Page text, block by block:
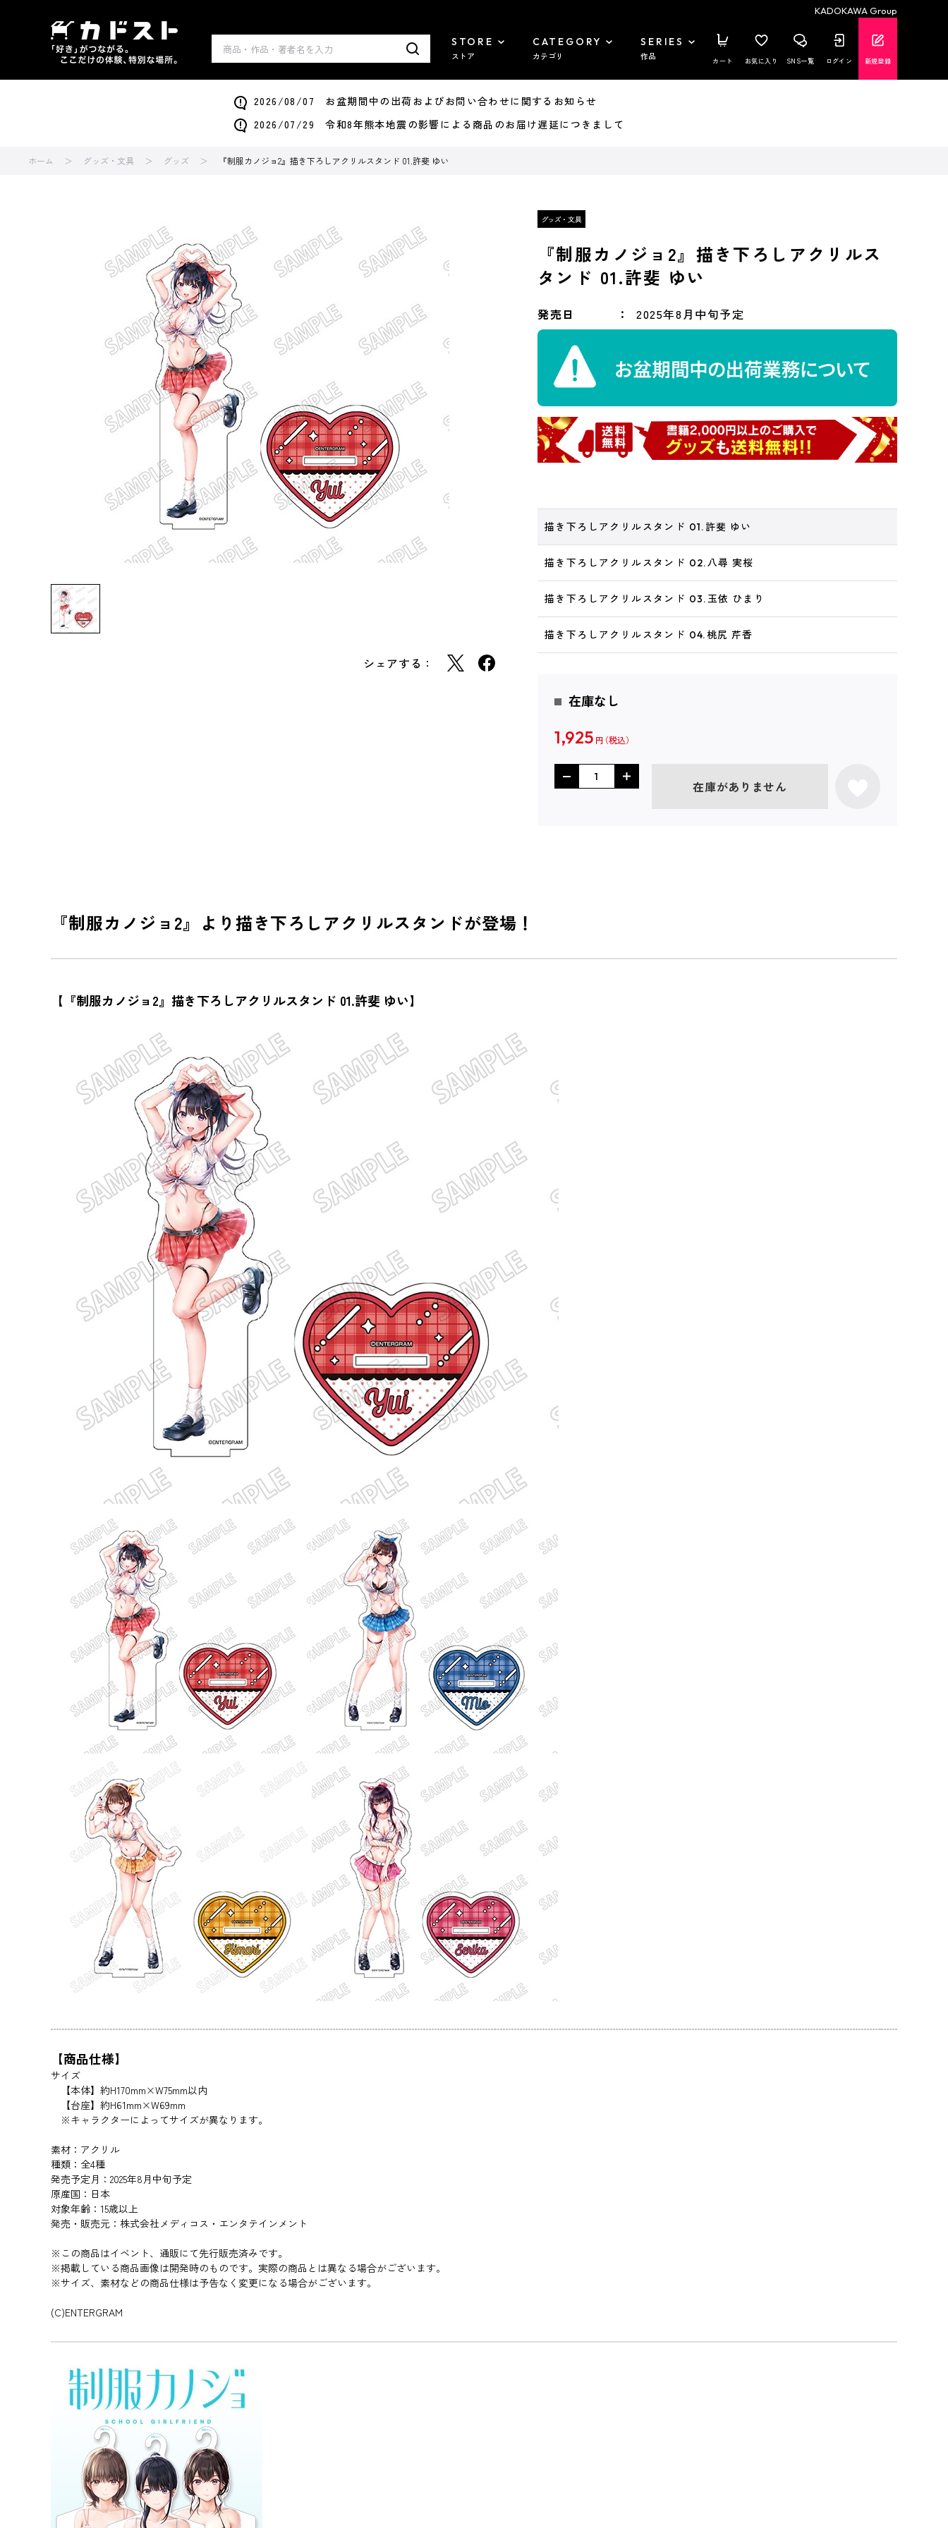
KADOKAWA Group
STORE
ストア
CATEGORY
カテゴリ
SERIES
作品 カート お気に入り SNS一覧 ログイン 新規登録
2026/08/07 お盆期間中の出荷およびお問い合わせに関するお知らせ
2026/07/29 令和8年熊本地震の影響による商品のお届け遅延につきまして
ホーム グッズ・文具 グッズ 『制服カノジョ2』描き下ろしアクリルスタンド 01.許斐 ゆい
シェアする：
『制服カノジョ2』描き下ろしアクリルス
タンド 01.許斐 ゆい
発売日 2025年8月中旬予定
描き下ろしアクリルスタンド 01.許斐 ゆい
描き下ろしアクリルスタンド 02.八尋 実桜
描き下ろしアクリルスタンド 03.玉依 ひまり
描き下ろしアクリルスタンド 04.桃尻 芹香
在庫なし
1,925 円
在庫がありません
『制服カノジョ2』より描き下ろしアクリルスタンドが登場！
【『制服カノジョ2』描き下ろしアクリルスタンド 01.許斐 ゆい】
【商品仕様】
サイズ
【本体】約H170mm×W75mm以内
【台座】約H61mm×W69mm
※キャラクターによってサイズが異なります。
素材：アクリル
種類：全4種
発売予定月：2025年8月中旬予定
原産国：日本
対象年齢：15歳以上
発売・販売元：株式会社メディコス・エンタテインメント
※この商品はイベント、通販にて先行販売済みです。
※掲載している商品画像は開発時のものです。実際の商品とは異なる場合がございます。
※サイズ、素材などの商品仕様は予告なく変更になる場合がございます。
(C)ENTERGRAM